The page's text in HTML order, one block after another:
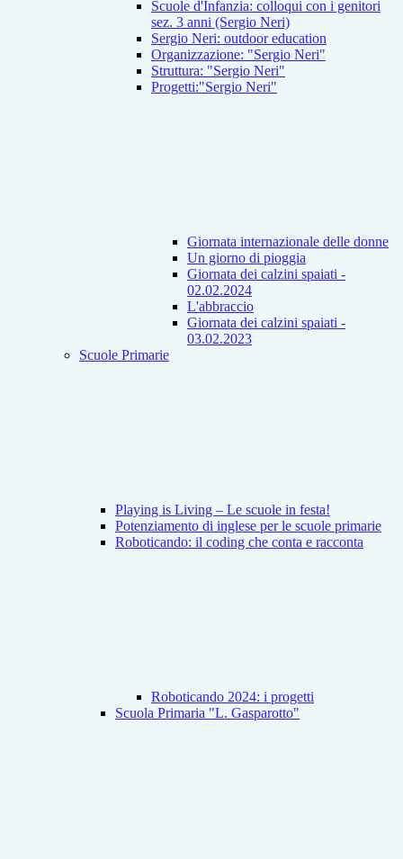
Scuole d'Infanzia: colloqui con i genitori
sez. 3 anni (Sergio Neri)
Sergio Neri: outdoor education
Organizzazione: "Sergio Neri"
Struttura: "Sergio Neri"
Progetti:"Sergio Neri"
Giornata internazionale delle donne
Un giorno di pioggia
Giornata dei calzini spaiati -
02.02.2024
L'abbraccio
Giornata dei calzini spaiati -
03.02.2023
Scuole Primarie
Playing is Living – Le scuole in festa!
Potenziamento di inglese per le scuole primarie
Roboticando: il coding che conta e racconta
Roboticando 2024: i progetti
Scuola Primaria "L. Gasparotto"